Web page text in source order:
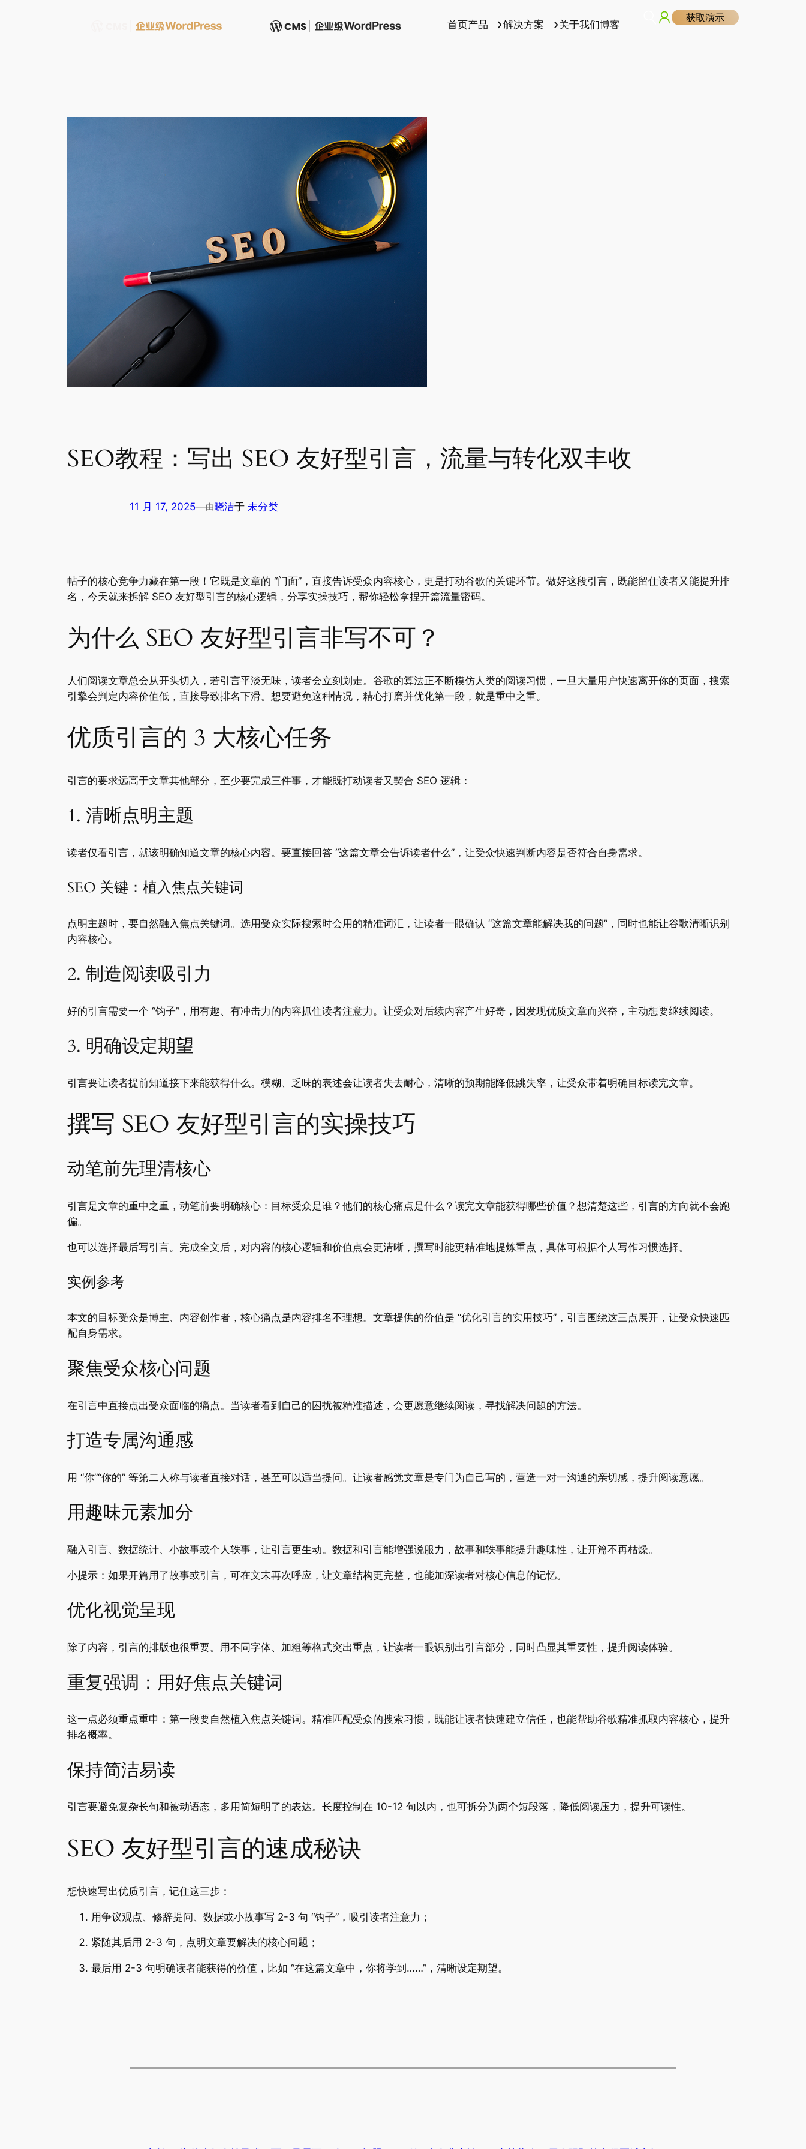
首页产品 解决方案 关于我们博客
获取演示
SEO教程：写出 SEO 友好型引言，流量与转化双丰收
11 月 17, 2025—由晓洁于 未分类
帖子的核心竞争力藏在第一段！它既是文章的 “门面”，直接告诉受众内容核心，更是打动谷歌的关键环节。做好这段引言，既能留住读者又能提升排
名，今天就来拆解 SEO 友好型引言的核心逻辑，分享实操技巧，帮你轻松拿捏开篇流量密码。
为什么 SEO 友好型引言非写不可？
人们阅读文章总会从开头切入，若引言平淡无味，读者会立刻划走。谷歌的算法正不断模仿人类的阅读习惯，一旦大量用户快速离开你的页面，搜索
引擎会判定内容价值低，直接导致排名下滑。想要避免这种情况，精心打磨并优化第一段，就是重中之重。
优质引言的 3 大核心任务
引言的要求远高于文章其他部分，至少要完成三件事，才能既打动读者又契合 SEO 逻辑：
1. 清晰点明主题
读者仅看引言，就该明确知道文章的核心内容。要直接回答 “这篇文章会告诉读者什么”，让受众快速判断内容是否符合自身需求。
SEO 关键：植入焦点关键词
点明主题时，要自然融入焦点关键词。选用受众实际搜索时会用的精准词汇，让读者一眼确认 “这篇文章能解决我的问题”，同时也能让谷歌清晰识别
内容核心。
2. 制造阅读吸引力
好的引言需要一个 “钩子”，用有趣、有冲击力的内容抓住读者注意力。让受众对后续内容产生好奇，因发现优质文章而兴奋，主动想要继续阅读。
3. 明确设定期望
引言要让读者提前知道接下来能获得什么。模糊、乏味的表述会让读者失去耐心，清晰的预期能降低跳失率，让受众带着明确目标读完文章。
撰写 SEO 友好型引言的实操技巧
动笔前先理清核心
引言是文章的重中之重，动笔前要明确核心：目标受众是谁？他们的核心痛点是什么？读完文章能获得哪些价值？想清楚这些，引言的方向就不会跑
偏。
也可以选择最后写引言。完成全文后，对内容的核心逻辑和价值点会更清晰，撰写时能更精准地提炼重点，具体可根据个人写作习惯选择。
实例参考
本文的目标受众是博主、内容创作者，核心痛点是内容排名不理想。文章提供的价值是 “优化引言的实用技巧”，引言围绕这三点展开，让受众快速匹
配自身需求。
聚焦受众核心问题
在引言中直接点出受众面临的痛点。当读者看到自己的困扰被精准描述，会更愿意继续阅读，寻找解决问题的方法。
打造专属沟通感
用 “你”“你的” 等第二人称与读者直接对话，甚至可以适当提问。让读者感觉文章是专门为自己写的，营造一对一沟通的亲切感，提升阅读意愿。
用趣味元素加分
融入引言、数据统计、小故事或个人轶事，让引言更生动。数据和引言能增强说服力，故事和轶事能提升趣味性，让开篇不再枯燥。
小提示：如果开篇用了故事或引言，可在文末再次呼应，让文章结构更完整，也能加深读者对核心信息的记忆。
优化视觉呈现
除了内容，引言的排版也很重要。用不同字体、加粗等格式突出重点，让读者一眼识别出引言部分，同时凸显其重要性，提升阅读体验。
重复强调：用好焦点关键词
这一点必须重点重申：第一段要自然植入焦点关键词。精准匹配受众的搜索习惯，既能让读者快速建立信任，也能帮助谷歌精准抓取内容核心，提升
排名概率。
保持简洁易读
引言要避免复杂长句和被动语态，多用简短明了的表达。长度控制在 10-12 句以内，也可拆分为两个短段落，降低阅读压力，提升可读性。
SEO 友好型引言的速成秘诀
想快速写出优质引言，记住这三步：
用争议观点、修辞提问、数据或小故事写 2-3 句 “钩子”，吸引读者注意力；
紧随其后用 2-3 句，点明文章要解决的核心问题；
最后用 2-3 句明确读者能获得的价值，比如 “在这篇文章中，你将学到……”，清晰设定期望。